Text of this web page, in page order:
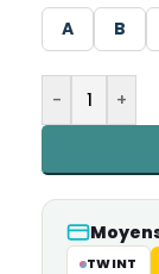
A B
- +
TWINT